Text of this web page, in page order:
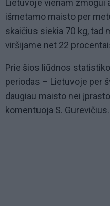
Lietuvoje vienam žmogui
išmetamo maisto per
skaičius siekia 70 kg, tad
viršijame net 22
Prie šios liūdnos
periodas – Lietuvoje per
daugiau maisto nei
komentuoja S. Gurevičius.